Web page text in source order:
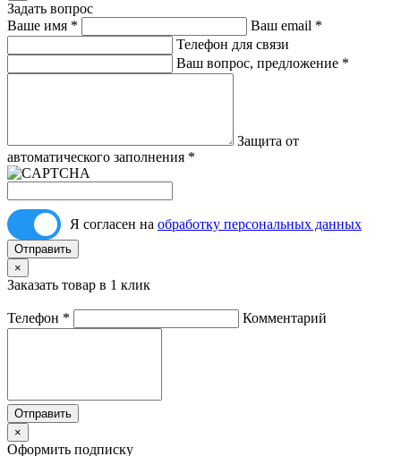
Задать вопрос
Ваше имя * Ваш email *
Телефон для связи
Ваш вопрос, предложение *
Защита от
автоматического заполнения *
Я согласен на обработку персональных данных
Отправить
×
Заказать товар в 1 клик
Телефон * Комментарий
Отправить
×
Оформить подписку